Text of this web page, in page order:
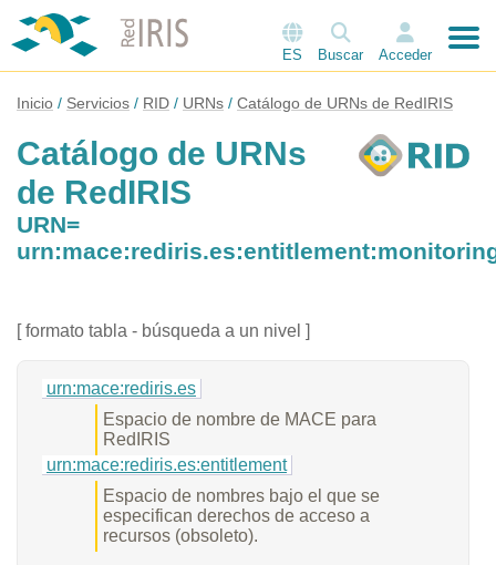
ES Buscar Acceder
Inicio Servicios RID URNs Catálogo de URNs de RedIRIS
Catálogo de URNs
de RedIRIS
URN=
[ formato tabla - búsqueda a un nivel ]
urn:mace:rediris.es
Espacio de nombre de MACE para
RedIRIS
urn:mace:rediris.es:entitlement
Espacio de nombres bajo el que se
especifican derechos de acceso a
recursos (obsoleto).